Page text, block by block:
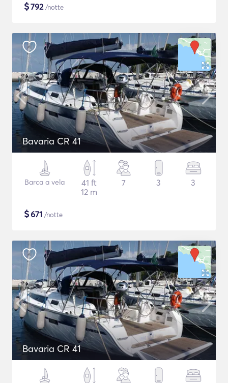
$792/notte
Bavaria CR 41
Barca a vela
41 ft
12 m
7 3 3
$671 /notte
Bavaria CR 41